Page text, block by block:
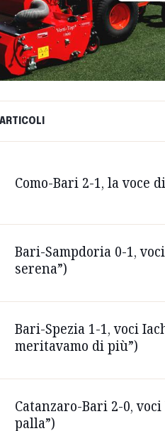
Como-Bari 2-1, la voce
Bari-Sampdoria 0-1,
serena”)
Bari-Spezia 1-1, voci
meritavamo di più”)
Catanzaro-Bari 2-0,
palla”)